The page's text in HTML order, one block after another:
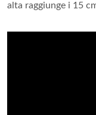
alta raggiunge i 15